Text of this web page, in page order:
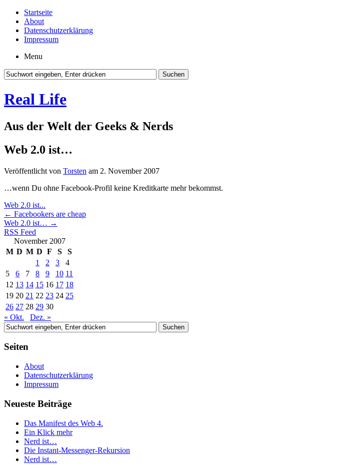
Startseite
About
Datenschutzerklärung
Impressum
Menu
Real Life
Aus der Welt der Geeks & Nerds
Web 2.0 ist…
Veröffentlicht von Torsten am 2. November 2007
…wenn Du ohne Facebook-Profil keine Kreditkarte mehr bekommst.
Web 2.0 ist...
← Facebookers are cheap
Web 2.0 ist… →
RSS Feed
November 2007
M D M D F S
S
1
2 3
4
5
6 7 8 9 10 11
12 13 14 15 16 17 18
19 20 21 22 23 24 25
26 27 28 29 30
« Okt.
Dez. »
Seiten
About
Datenschutzerklärung
Impressum
Neueste Beiträge
Das Manifest des Web 4.
Ein Klick mehr
Nerd ist…
Die Instant-Messenger-Rekursion
Nerd ist…